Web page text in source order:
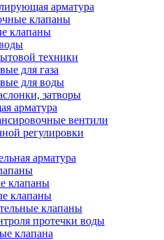
арматура
клапаны
клапаны
техники
для газа
для воды
затворы
арматура
вентили
регулировки
арматура
клапаны
клапаны
клапаны
протечки воды
клапана